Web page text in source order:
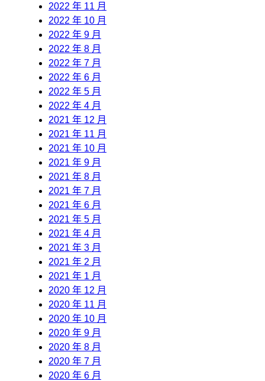
2022 年 11 月
2022 年 10 月
2022 年 9 月
2022 年 8 月
2022 年 7 月
2022 年 6 月
2022 年 5 月
2022 年 4 月
2021 年 12 月
2021 年 11 月
2021 年 10 月
2021 年 9 月
2021 年 8 月
2021 年 7 月
2021 年 6 月
2021 年 5 月
2021 年 4 月
2021 年 3 月
2021 年 2 月
2021 年 1 月
2020 年 12 月
2020 年 11 月
2020 年 10 月
2020 年 9 月
2020 年 8 月
2020 年 7 月
2020 年 6 月